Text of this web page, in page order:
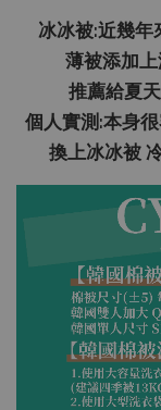
冰冰被:近幾年
薄被添加
推薦給夏
個人實測:本身
換上冰冰被